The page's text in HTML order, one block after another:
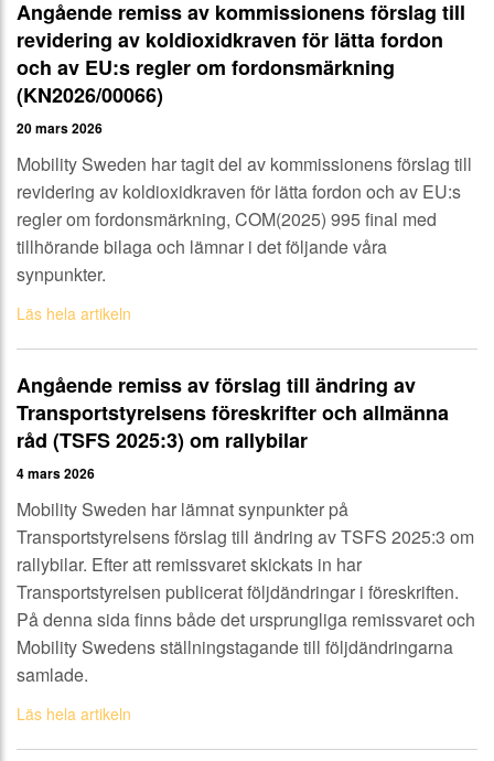
Angående remiss av kommissionens förslag till
revidering av koldioxidkraven för lätta fordon
och av EU:s regler om fordonsmärkning
(KN2026/00066)
20 mars 2026
Mobility Sweden har tagit del av kommissionens förslag till
revidering av koldioxidkraven för lätta fordon och av EU:s
regler om fordonsmärkning, COM(2025) 995 final med
tillhörande bilaga och lämnar i det följande våra
synpunkter.
Läs hela artikeln
Angående remiss av förslag till ändring av
Transportstyrelsens föreskrifter och allmänna
råd (TSFS 2025:3) om rallybilar
4 mars 2026
Mobility Sweden har lämnat synpunkter på
Transportstyrelsens förslag till ändring av TSFS 2025:3 om
rallybilar. Efter att remissvaret skickats in har
Transportstyrelsen publicerat följdändringar i föreskriften.
På denna sida finns både det ursprungliga remissvaret och
Mobility Swedens ställningstagande till följdändringarna
samlade.
Läs hela artikeln